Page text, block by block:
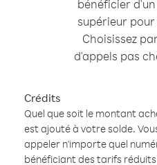
bénéficier
supérieur
Choisissez
d'appels pas
Crédits
Quel que soit le montant
est ajouté à votre solde.
appeler n'importe quel
bénéficiant des tarifs réduits